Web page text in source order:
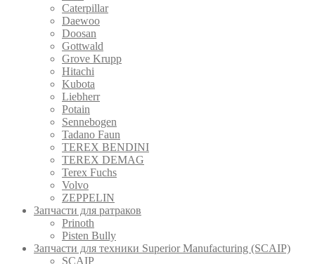
Caterpillar
Daewoo
Doosan
Gottwald
Grove Krupp
Hitachi
Kubota
Liebherr
Potain
Sennebogen
Tadano Faun
TEREX BENDINI
TEREX DEMAG
Terex Fuchs
Volvo
ZEPPELIN
Запчасти для ратраков
Prinoth
Pistеn Вully
Запчасти для техники Superior Manufacturing (SCAIP)
SCAIP